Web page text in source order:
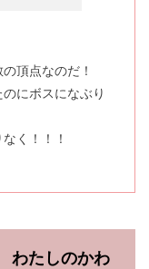
頂点なのだ！
にボスになぶり
く！！！
たしのかわ